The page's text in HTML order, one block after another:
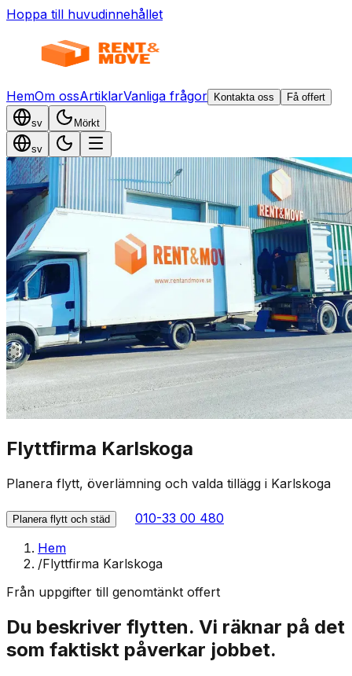
Hoppa till huvudinnehållet
HemOm ossArtiklarVanliga frågor Kontakta oss Få offert
sv Mörkt
sv
Flyttfirma Karlskoga
Planera flytt, överlämning och valda tillägg i Karlskoga
Planera flytt och städ
010-33 00 480
Hem
/Flyttfirma Karlskoga
Från uppgifter till genomtänkt offert
Du beskriver flytten. Vi räknar på det
som faktiskt påverkar jobbet.